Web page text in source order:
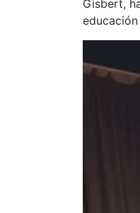
Gisbert,